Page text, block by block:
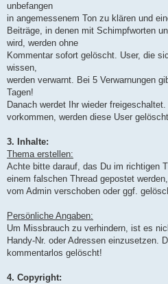
unbefangen
in angemessenem Ton zu klären und
Beiträge, in denen mit Schimpfworten
wird, werden ohne
Kommentar sofort gelöscht. User, die
wissen,
werden verwarnt. Bei 5 Verwarnungen
Tagen!
Danach werdet Ihr wieder
vorkommen, werden diese User
3. Inhalte:
Thema erstellen:
Achte bitte darauf, das Du im richtigen
einem falschen Thread gepostet
vom Admin verschoben oder ggf.
Persönliche Angaben:
Um Missbrauch zu verhindern, ist es
Handy-Nr. oder Adressen einzusetzen.
kommentarlos gelöscht!
4. Copyright: